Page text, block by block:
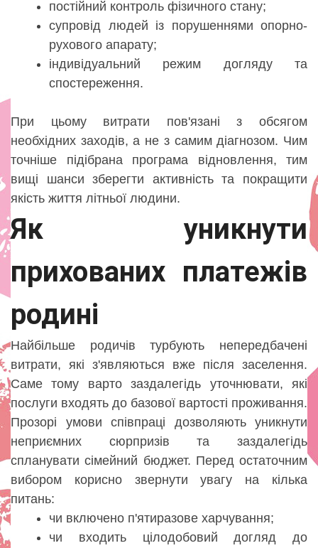
постійний контроль фізичного стану;
супровід людей із порушеннями опорно-
рухового апарату;
індивідуальний режим догляду та
спостереження.
При цьому витрати пов'язані з обсягом
необхідних заходів, а не з самим діагнозом. Чим
точніше підібрана програма відновлення, тим
вищі шанси зберегти активність та покращити
якість життя літньої людини.
Як уникнути
прихованих платежів
родині
Найбільше родичів турбують непередбачені
витрати, які з'являються вже після заселення.
Саме тому варто заздалегідь уточнювати, які
послуги входять до базової вартості проживання.
Прозорі умови співпраці дозволяють уникнути
неприємних сюрпризів та заздалегідь
спланувати сімейний бюджет. Перед остаточним
вибором корисно звернути увагу на кілька
питань:
чи включено п'ятиразове харчування;
чи входить цілодобовий догляд до